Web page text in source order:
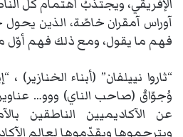
الإفريقي، ويجتذبُ اهتمام كلّ
آوراس آمقران خاصّة، الذين
فهم ما يقول، ومع ذلك فهم أوّل
“ثاروا نييلفان” (أبناء الخنازير) ،
وُجوّاقْ (صاحب الناي) ووو…
عن الآكاديميين الناطقين
ويترجموها ويقدّموها لعالم